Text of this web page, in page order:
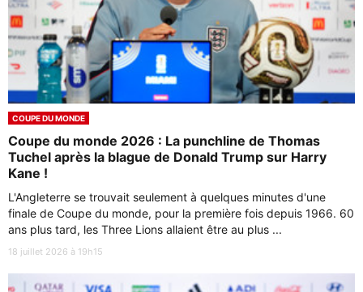
COUPE DU MONDE
Coupe du monde 2026 : La punchline de Thomas
Tuchel après la blague de Donald Trump sur Harry
Kane !
L'Angleterre se trouvait seulement à quelques minutes d'une
finale de Coupe du monde, pour la première fois depuis 1966. 60
ans plus tard, les Three Lions allaient être au plus ...
18 juillet 2026 à 19h15